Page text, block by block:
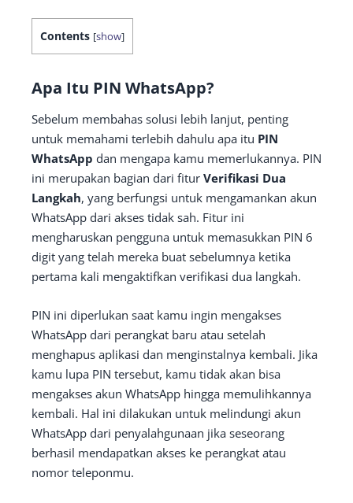
Contents [show]
Apa Itu PIN WhatsApp?
Sebelum membahas solusi lebih lanjut, penting
untuk memahami terlebih dahulu apa itu PIN
WhatsApp dan mengapa kamu memerlukannya. PIN
ini merupakan bagian dari fitur Verifikasi Dua
Langkah, yang berfungsi untuk mengamankan akun
WhatsApp dari akses tidak sah. Fitur ini
mengharuskan pengguna untuk memasukkan PIN 6
digit yang telah mereka buat sebelumnya ketika
pertama kali mengaktifkan verifikasi dua langkah.
PIN ini diperlukan saat kamu ingin mengakses
WhatsApp dari perangkat baru atau setelah
menghapus aplikasi dan menginstalnya kembali. Jika
kamu lupa PIN tersebut, kamu tidak akan bisa
mengakses akun WhatsApp hingga memulihkannya
kembali. Hal ini dilakukan untuk melindungi akun
WhatsApp dari penyalahgunaan jika seseorang
berhasil mendapatkan akses ke perangkat atau
nomor teleponmu.